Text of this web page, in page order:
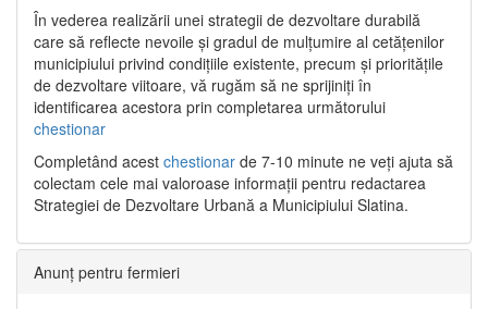
În vederea realizării unei strategii de dezvoltare durabilă
care să reflecte nevoile și gradul de mulțumire al cetățenilor
municipiului privind condițiile existente, precum și prioritățile
de dezvoltare viitoare, vă rugăm să ne sprijiniți în
identificarea acestora prin completarea următorului
chestionar
Completând acest chestionar de 7-10 minute ne veți ajuta să
colectam cele mai valoroase informații pentru redactarea
Strategiei de Dezvoltare Urbană a Municipiului Slatina.
Anunț pentru fermieri